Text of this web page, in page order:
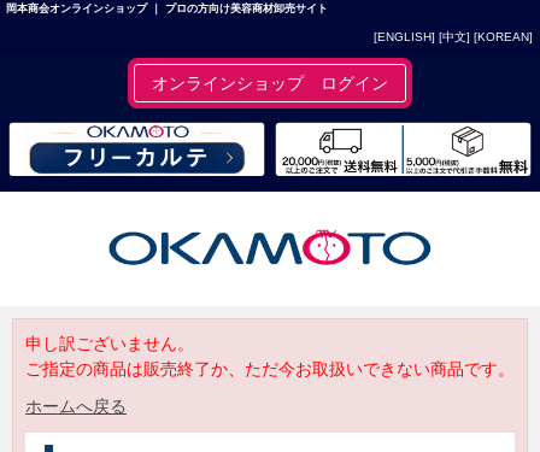
岡本商会オンラインショップ ｜ プロの方向け美容商材卸売サイト
[ENGLISH] [中文] [KOREAN]
オンラインショップ ログイン
申し訳ございません。
ご指定の商品は販売終了か、ただ今お取扱いできない商品です。
ホームへ戻る